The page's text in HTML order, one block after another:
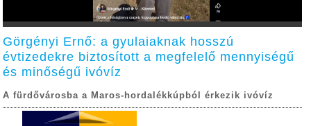
Görgényi Ernő: a gyulaiaknak hosszú
évtizedekre biztosított a megfelelő mennyiségű
és minőségű ivóvíz
A fürdővárosba a Maros-hordalékkúpból érkezik ivóvíz